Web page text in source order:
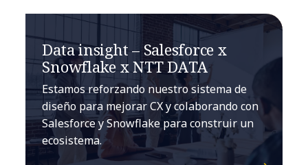
Data insight – Salesforce x
Snowflake x NTT DATA
Estamos reforzando nuestro sistema de
diseño para mejorar CX y colaborando con
Salesforce y Snowflake para construir un
ecosistema.